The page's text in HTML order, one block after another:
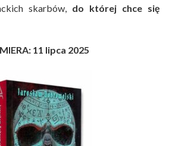
skarbów, do której chce się
11 lipca 2025